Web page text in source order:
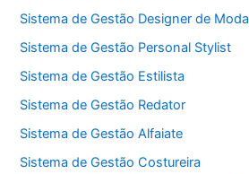
Sistema de Gestão Designer de Moda
Sistema de Gestão Personal Stylist
Sistema de Gestão Estilista
Sistema de Gestão Redator
Sistema de Gestão Alfaiate
Sistema de Gestão Costureira